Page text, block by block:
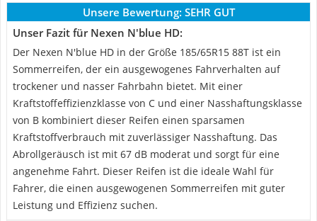
Unsere Bewertung: SEHR GUT
Unser Fazit für Nexen N'blue HD:
Der Nexen N'blue HD in der Größe 185/65R15 88T ist ein
Sommerreifen, der ein ausgewogenes Fahrverhalten auf
trockener und nasser Fahrbahn bietet. Mit einer
Kraftstoffeffizienzklasse von C und einer Nasshaftungsklasse
von B kombiniert dieser Reifen einen sparsamen
Kraftstoffverbrauch mit zuverlässiger Nasshaftung. Das
Abrollgeräusch ist mit 67 dB moderat und sorgt für eine
angenehme Fahrt. Dieser Reifen ist die ideale Wahl für
Fahrer, die einen ausgewogenen Sommerreifen mit guter
Leistung und Effizienz suchen.